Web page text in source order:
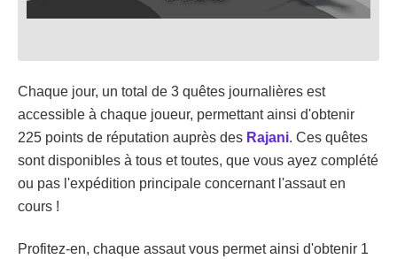
Chaque jour, un total de 3 quêtes journalières est
accessible à chaque joueur, permettant ainsi d'obtenir
225 points de réputation auprès des Rajani. Ces quêtes
sont disponibles à tous et toutes, que vous ayez complété
ou pas l'expédition principale concernant l'assaut en
cours !
Profitez-en, chaque assaut vous permet ainsi d'obtenir 1